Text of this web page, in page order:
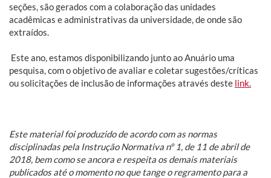
seções, são gerados com a colaboração das unidades
acadêmicas e administrativas da universidade, de onde são
extraídos.
Este ano, estamos disponibilizando junto ao Anuário uma
pesquisa, com o objetivo de avaliar e coletar sugestões/críticas
ou solicitações de inclusão de informações através deste link.
Este material foi produzido de acordo com as normas
disciplinadas pela Instrução Normativa nº 1, de 11 de abril de
2018, bem como se ancora e respeita os demais materiais
publicados até o momento no que tange o regramento para a